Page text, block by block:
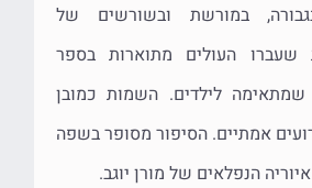
במורשת ובשורשים של
שעברו העולים מתוארות בספר
שמתאימה לילדים. השמות כמובן
אמתיים. הסיפור מסופר בשפה
הנפלאים של מורן יוגב.